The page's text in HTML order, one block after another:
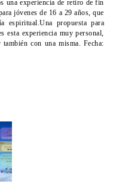
una experiencia de retiro de fin
jóvenes de 16 a 29 años, que
espiritual.Una propuesta para
esta experiencia muy personal,
con una misma. Fecha: